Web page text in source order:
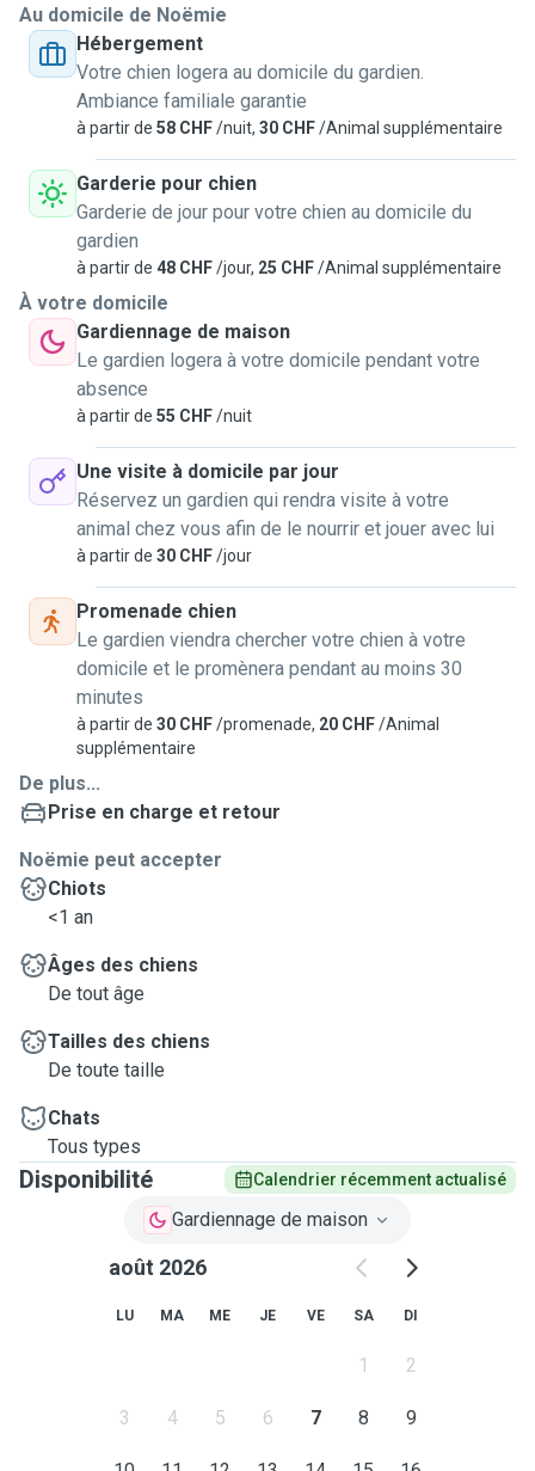
Au domicile de Noëmie
Hébergement
Votre chien logera au domicile du gardien.
Ambiance familiale garantie
à partir de 58 CHF/nuit, 30 CHF/Animal supplémentaire
Garderie pour chien
Garderie de jour pour votre chien au domicile du
gardien
à partir de 48 CHF/jour, 25 CHF/Animal supplémentaire
À votre domicile
Gardiennage de maison
Le gardien logera à votre domicile pendant votre
absence
à partir de 55 CHF/nuit
Une visite à domicile par jour
Réservez un gardien qui rendra visite à votre
animal chez vous afin de le nourrir et jouer avec lui
à partir de 30 CHF/jour
Promenade chien
Le gardien viendra chercher votre chien à votre
domicile et le promènera pendant au moins 30
minutes
à partir de 30 CHF/promenade, 20 CHF/Animal
supplémentaire
De plus...
Prise en charge et retour
Noëmie peut accepter
Chiots
<1 an
Âges des chiens
De tout âge
Tailles des chiens
De toute taille
Chats
Tous types
Disponibilité Calendrier récemment actualisé
Gardiennage de maison
août 2026
LU MA ME JE VE SA DI
1 2
3 4 5 6 7 8 9